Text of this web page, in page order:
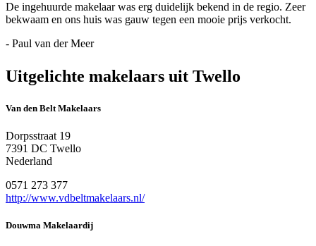
De ingehuurde makelaar was erg duidelijk bekend in de regio. Zeer
bekwaam en ons huis was gauw tegen een mooie prijs verkocht.
- Paul van der Meer
Uitgelichte makelaars uit Twello
Van den Belt Makelaars
Dorpsstraat 19
7391 DC Twello
Nederland
0571 273 377
http://www.vdbeltmakelaars.nl/
Douwma Makelaardij